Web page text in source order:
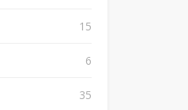
15
6
35